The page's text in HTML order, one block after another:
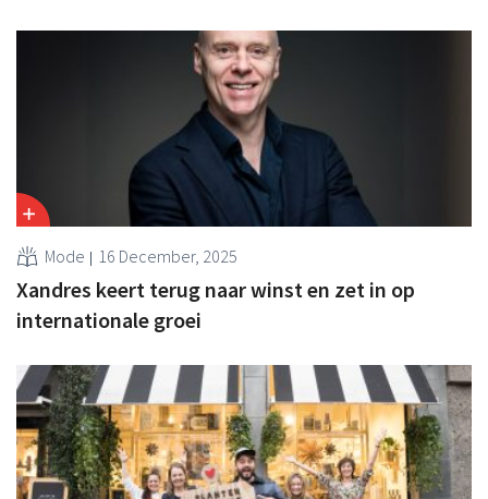
Mode 16 December, 2025
Xandres keert terug naar winst en zet in op
internationale groei